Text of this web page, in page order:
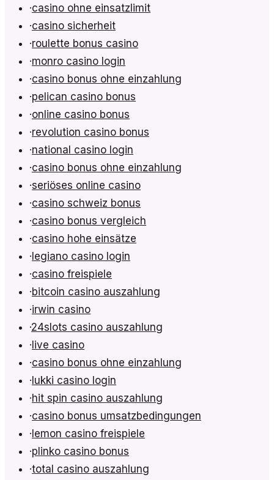
·casino ohne einsatzlimit
·casino sicherheit
·roulette bonus casino
·monro casino login
·casino bonus ohne einzahlung
·pelican casino bonus
·online casino bonus
·revolution casino bonus
·national casino login
·casino bonus ohne einzahlung
·seriöses online casino
·casino schweiz bonus
·casino bonus vergleich
·casino hohe einsätze
· legiano casino login
·casino freispiele
·bitcoin casino auszahlung
·irwin casino
·24slots casino auszahlung
· live casino
·casino bonus ohne einzahlung
· lukki casino login
·hit spin casino auszahlung
·casino bonus umsatzbedingungen
· lemon casino freispiele
·plinko casino bonus
·total casino auszahlung